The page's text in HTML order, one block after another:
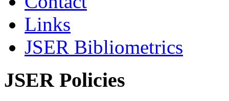
Links
JSER Bibliometrics
JSER Policies